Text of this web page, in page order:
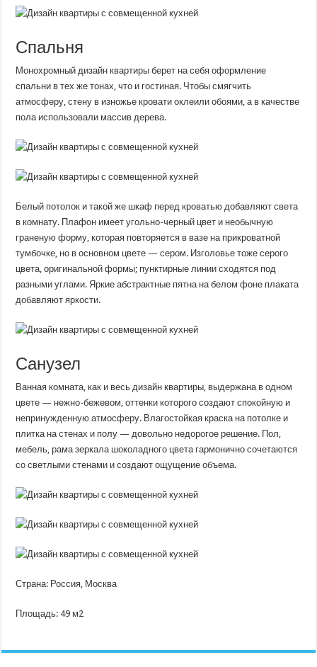
Спальня
Монохромный дизайн квартиры берет на себя оформление
спальни в тех же тонах, что и гостиная. Чтобы смягчить
атмосферу, стену в изножье кровати оклеили обоями, а в качестве
пола использовали массив дерева.
Белый потолок и такой же шкаф перед кроватью добавляют света
в комнату. Плафон имеет угольно-черный цвет и необычную
граненую форму, которая повторяется в вазе на прикроватной
тумбочке, но в основном цвете — сером. Изголовье тоже серого
цвета, оригинальной формы; пунктирные линии сходятся под
разными углами. Яркие абстрактные пятна на белом фоне плаката
добавляют яркости.
Санузел
Ванная комната, как и весь дизайн квартиры, выдержана в одном
цвете — нежно-бежевом, оттенки которого создают спокойную и
непринужденную атмосферу. Влагостойкая краска на потолке и
плитка на стенах и полу — довольно недорогое решение. Пол,
мебель, рама зеркала шоколадного цвета гармонично сочетаются
со светлыми стенами и создают ощущение объема.
Страна: Россия, Москва
Площадь: 49 м2